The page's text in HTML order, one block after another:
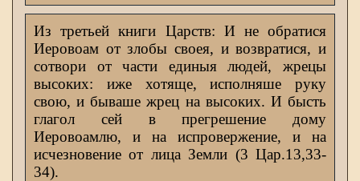
Из третьей книги Царств: И не обратися
Иеровоам от злобы своея, и возвратися, и
сотвори от части единыя людей, жрецы
высоких: иже хотяще, исполняше руку
свою, и бываше жрец на высоких. И бысть
глагол сей в прегрешение дому
Иеровоамлю, и на испровержение, и на
исчезновение от лица Земли (3 Цар.13,33-
34).